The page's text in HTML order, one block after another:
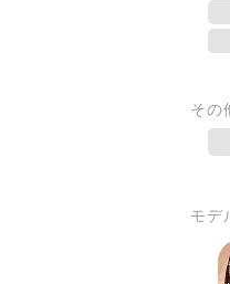
その
モデ